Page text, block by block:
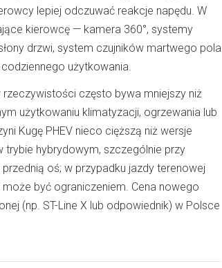
lepiej odczuwać reakcje napędu. W
kierowcę — kamera 360°, systemy
drzwi, system czujników martwego pola
użytkowania.
rzeczywistości często bywa mniejszy niż
użytkowaniu klimatyzacji, ogrzewania lub
Kugę PHEV nieco cięższą niż wersje
trybie hybrydowym, szczególnie przy
oś; w przypadku jazdy terenowej
może być ograniczeniem. Cena nowego
(np. ST-Line X lub odpowiednik) w Polsce